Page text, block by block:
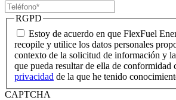
RGPD
Estoy de acuerdo en que FlexFuel
recopile y utilice los datos personales
contexto de la solicitud de información y
que pueda resultar de ella de conformidad
privacidad de la que he tenido
CAPTCHA